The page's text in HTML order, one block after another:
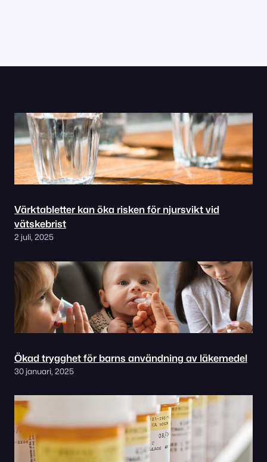
Värktabletter kan öka risken för njursvikt vid
vätskebrist
2 juli, 2025
Ökad trygghet för barns användning av läkemedel
30 januari, 2025